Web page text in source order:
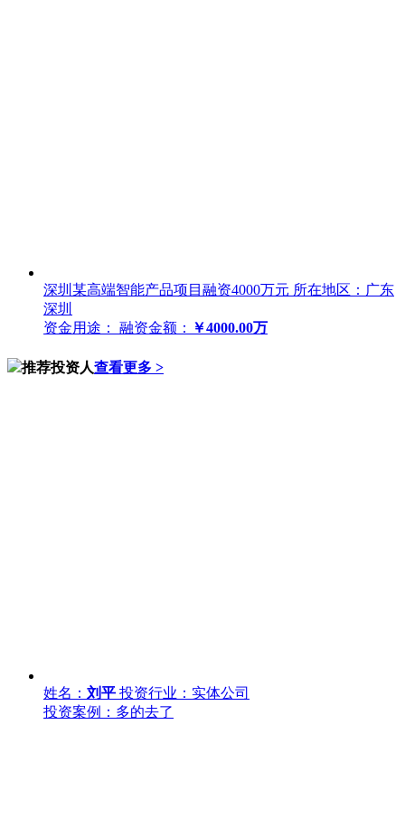
深圳某高端智能产品项目融资4000万元 所在地区：广东
深圳
资金用途：
融资金额： ￥4000.00万
推荐投资人查看更多 >
姓名： 刘平 投资行业：实体公司
投资案例：多的去了